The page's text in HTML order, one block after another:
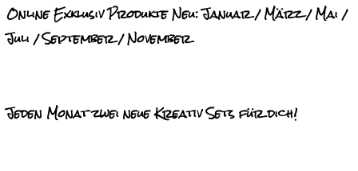
Online Exklusiv Produkte Neu: Januar / März / Mai /
Juli / September / November
Jeden Monat zwei neue Kreativ Sets für dich!